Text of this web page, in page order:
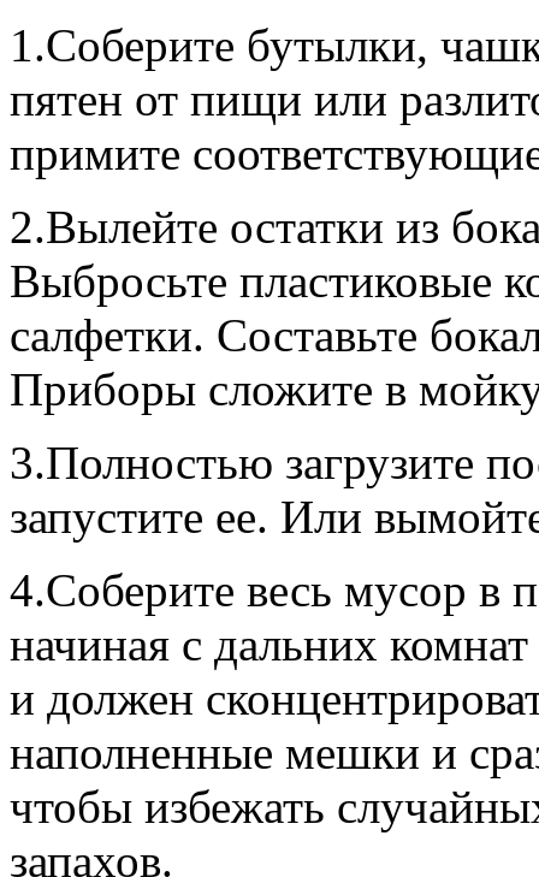
1.Соберите бутылки,
пятен от пищи или
примите
2.Вылейте остатки из
Выбросьте пластиковые
салфетки. Составьте
Приборы сложите в
3.Полностью загрузите
запустите ее. Или
4.Соберите весь мусор в
начиная с дальних
и должен
наполненные мешки и
чтобы избежать
запахов.